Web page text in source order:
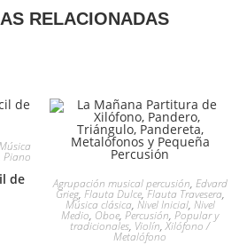
RELACIONADAS
Piano
de
Agrupación musical percusión, Edvard
Grieg, Flauta Dulce,Flauta Travesera,
Música clásica, Nivel Inicial, Nivel
Medio, Oboe, Percusión, Popular y
tradicionales, Violín,Xilófono /
Metalófono